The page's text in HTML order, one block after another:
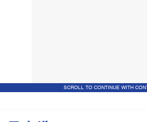
SCROLL TO CONTINUE WITH